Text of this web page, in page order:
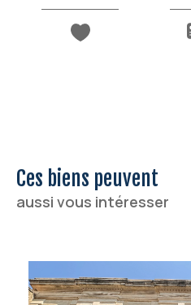
Ces biens peuvent
aussi vous intéresser